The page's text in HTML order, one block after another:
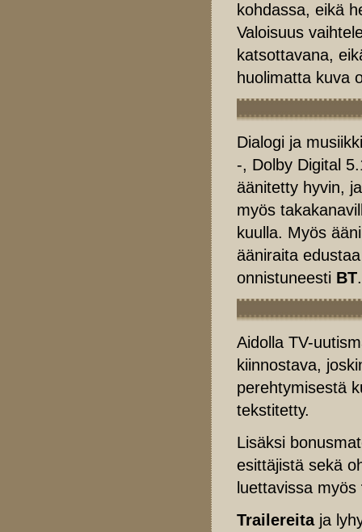
kohdassa, eikä
Valoisuus
katsottavana,
huolimatta kuva
Dialogi ja
-, Dolby Digital
äänitetty hyvin,
myös
kuulla. Myös
ääniraita
onnistuneesti BT.
Aidolla TV-
kiinnostava,
perehtymisestä
tekstitetty.
Lisäksi
esittäjistä sekä
luettavissa myös
Trailereitaja